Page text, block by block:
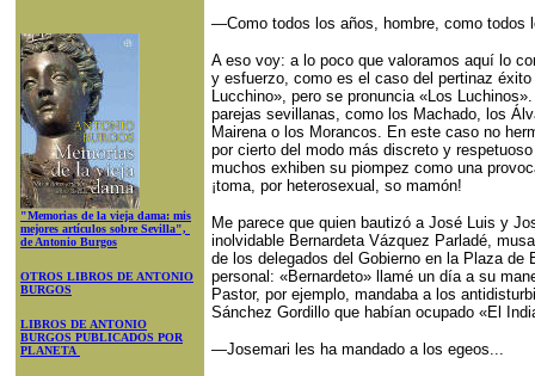
"Memorias de la vieja dama: mis
mejores artículos sobre Sevilla",
de Antonio Burgos
OTROS LIBROS DE ANTONIO
BURGOS
LIBROS DE ANTONIO
BURGOS PUBLICADOS POR
PLANETA
—Como todos los años, hombre, como todos
A eso voy: a lo poco que valoramos aquí lo
y esfuerzo, como es el caso del pertinaz
Lucchino», pero se pronuncia «Los
parejas sevillanas, como los Machado, los
Mairena o los Morancos. En este caso no
por cierto del modo más discreto y
muchos exhiben su piompez como una
¡toma, por heterosexual, so mamón!
Me parece que quien bautizó a José Luis y
inolvidable Bernardeta Vázquez Parladé,
de los delegados del Gobierno en la Plaza de
personal: «Bernardeto» llamé un día a su
Pastor, por ejemplo, mandaba a los
Sánchez Gordillo que habían ocupado «El
—Josemari les ha mandado a los egeos...